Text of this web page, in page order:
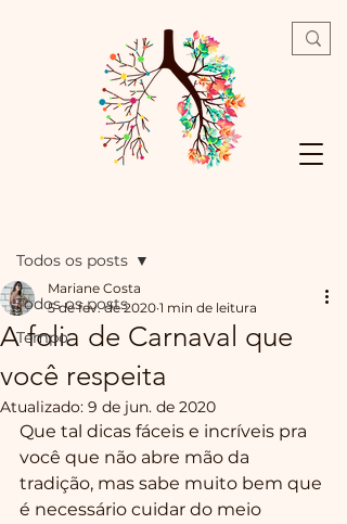
Todos os posts
Tempo
Todos os posts
A folia de Carnaval que
você respeita
Mariane Costa
5 de fev. de 2020 1 min de leitura
Atualizado: 9 de jun. de 2020
Que tal dicas fáceis e incríveis pra
você que não abre mão da
tradição, mas sabe muito bem que
é necessário cuidar do meio